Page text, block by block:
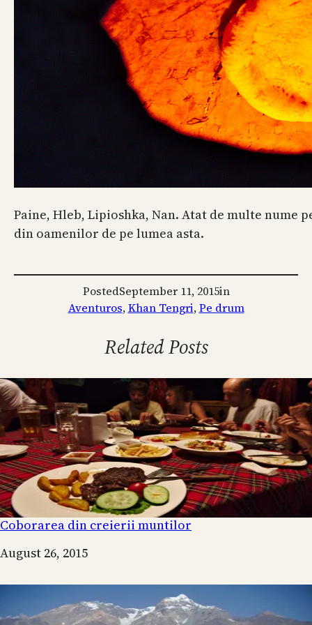
Paine, Hleb, Lipioshka, Nan. Atat de multe
din oamenilor de pe lumea asta.
PostedSeptember 11, 2015in
Aventuros, Khan Tengri, Pe drum
Related Posts
Coborarea din creierii muntilor
Date
August 26, 2015